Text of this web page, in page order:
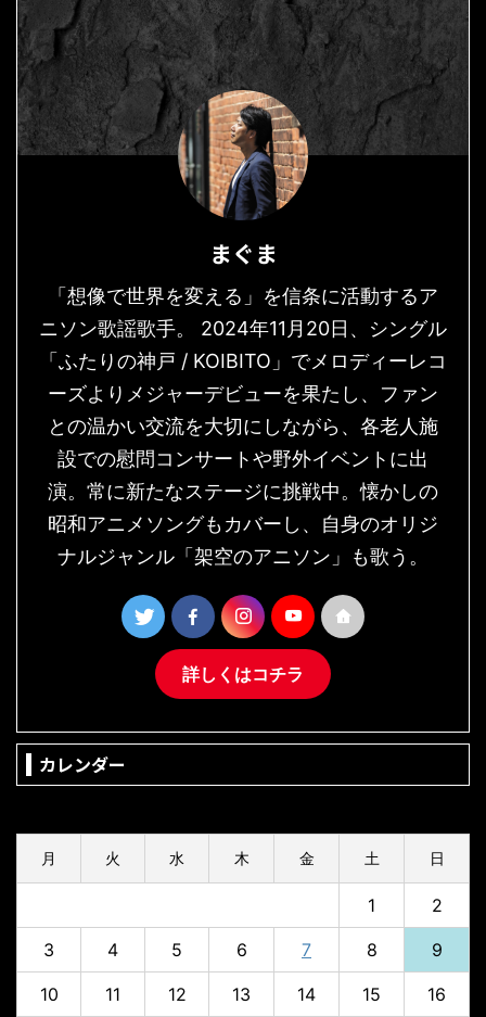
まぐま
「想像で世界を変える」を信条に活動するア
ニソン歌謡歌手。 2024年11月20日、シングル
「ふたりの神戸 / KOIBITO」でメロディーレコ
ーズよりメジャーデビューを果たし、ファン
との温かい交流を大切にしながら、各老人施
設での慰問コンサートや野外イベントに出
演。常に新たなステージに挑戦中。懐かしの
昭和アニメソングもカバーし、自身のオリジ
ナルジャンル「架空のアニソン」も歌う。
詳しくはコチラ
カレンダー
月 火 水 木 金 土 日
1 2
3 4 5 6 7 8 9
10 11 12 13 14 15 16